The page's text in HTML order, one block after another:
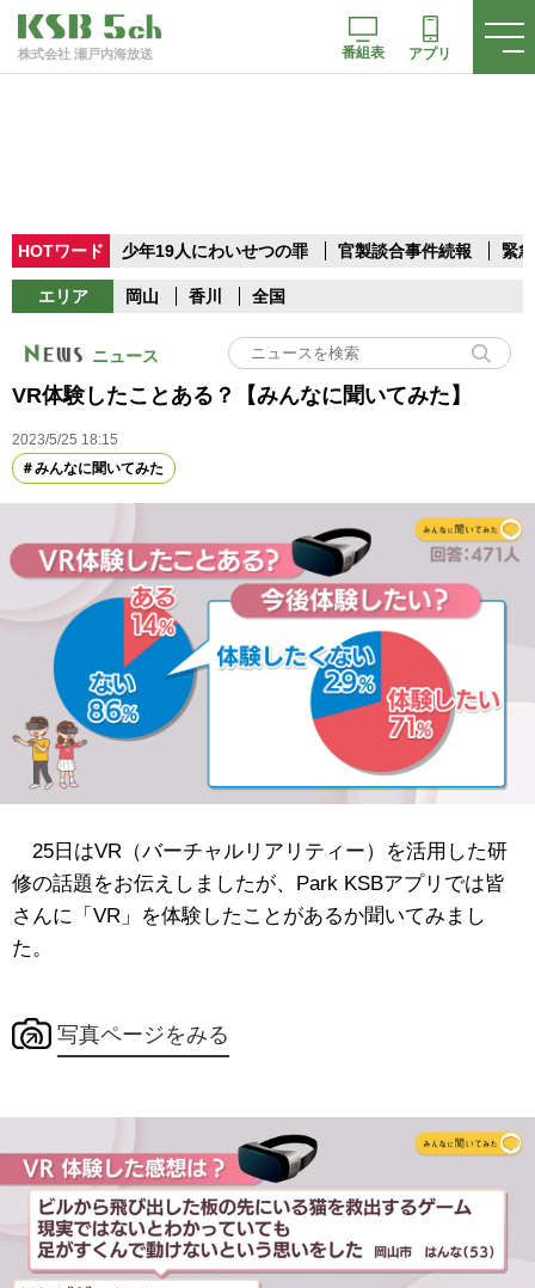
株式会社 瀬戸内海放送 番組表 アプリ
HOTワード 少年19人にわいせつの罪 官製談合事件続報 緊
エリア 岡山 香川 全国
ニュース
VR体験したことある？【みんなに聞いてみた】
2023/5/25 18:15
みんなに聞いてみた
25日はVR（バーチャルリアリティー）を活用した研
修の話題をお伝えしましたが、Park KSBアプリでは皆
さんに「VR」を体験したことがあるか聞いてみまし
た。
写真ページをみる